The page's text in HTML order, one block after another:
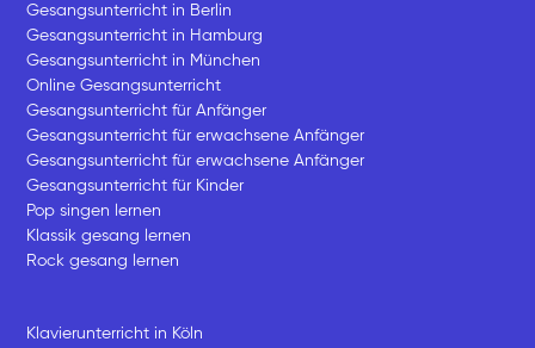
Gesangsunterricht in Berlin
Gesangsunterricht in Hamburg
Gesangsunterricht in München
Online Gesangsunterricht
Gesangsunterricht für Anfänger
Gesangsunterricht für erwachsene Anfänger
Gesangsunterricht für erwachsene Anfänger
Gesangsunterricht für Kinder
Pop singen lernen
Klassik gesang lernen
Rock gesang lernen
Klavierunterricht in Köln